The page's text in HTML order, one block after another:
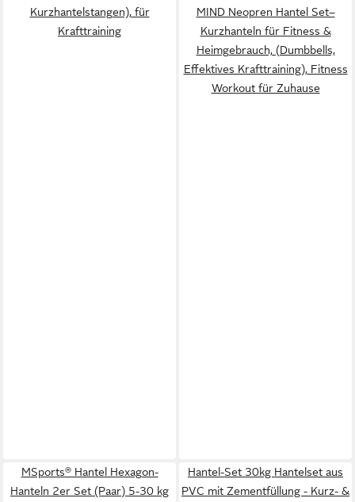
Kurzhantelstangen), für
Krafttraining
MIND Neopren Hantel Set–
Kurzhanteln für Fitness &
Heimgebrauch, (Dumbbells,
Effektives Krafttraining), Fitness
Workout für Zuhause
MSports® Hantel Hexagon-
Hanteln 2er Set (Paar) 5-30 kg
Hantel-Set 30kg Hantelset aus
PVC mit Zementfüllung - Kurz- &